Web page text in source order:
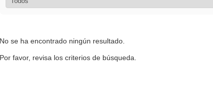
No se ha encontrado ningún resultado.
Por favor, revisa los criterios de búsqueda.